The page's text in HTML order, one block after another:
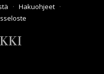
· Hakuohjeet ·